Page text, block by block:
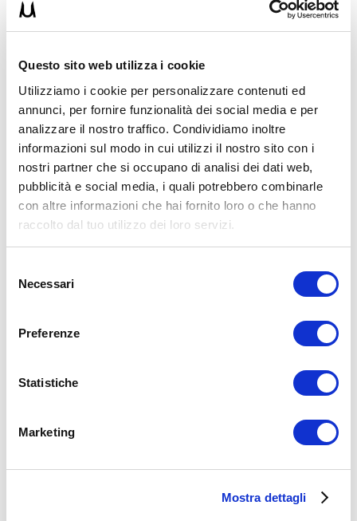
Questo sito web utilizza i cookie
Utilizziamo i cookie per personalizzare contenuti ed
annunci, per fornire funzionalità dei social media e per
analizzare il nostro traffico. Condividiamo inoltre
informazioni sul modo in cui utilizzi il nostro sito con i
nostri partner che si occupano di analisi dei dati web,
pubblicità e social media, i quali potrebbero combinarle
con altre informazioni che hai fornito loro o che hanno
raccolto dal tuo utilizzo dei loro servizi.
delNecessari
Preferenze
Statistiche
Marketing
Mostra dettagli
PS: Seguimi sui miei canali per essere sempre aggiornato sulle mie
novità:
🏋🏻‍♂️ T-shirt Allenamento
Avvertenze: le informazioni contenute in questi video non intendono
sostituirsi in nessun modo a parere medico o di altri specialisti.
L’autore declina ogni responsabilità di effetti o di conseguenze
risultanti dall’uso di tali informazioni e dalla loro messa in pratica.
L’allenamento con sovraccarichi, a corpo libero, con i kettlebell, con
il trx, e con altri attrezzi può causare infortuni, si consiglia pertanto
di prestare la massima attenzione e di eseguire esercizi e
metodologie adatte al proprio livello di forma. Consultare il proprio
medico di fiducia prima di intraprendere qualsiasi forma di attività
fisica o regime alimentare.
Commento